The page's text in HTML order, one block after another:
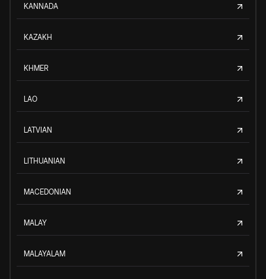
KANNADA
KAZAKH
KHMER
LAO
LATVIAN
LITHUANIAN
MACEDONIAN
MALAY
MALAYALAM